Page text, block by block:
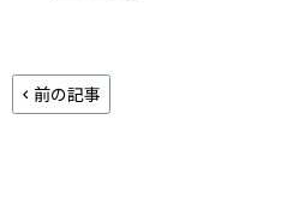
前の記事